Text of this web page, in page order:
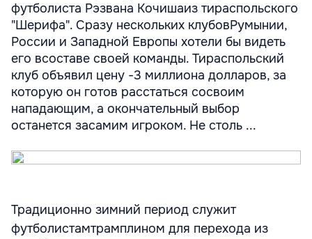
футболиста Рэзвана Кочишаиз тираспольского
"Шерифа". Сразу нескольких клубовРумынии,
России и Западной Европы хотели бы видеть
его всоставе своей команды. Тираспольский
клуб объявил цену -3 миллиона долларов, за
которую он готов расстаться сосвоим
нападающим, а окончательный выбор
останется засамим игроком. Не столь ...
Традиционно зимний период служит
футболистамтрамплином для перехода из